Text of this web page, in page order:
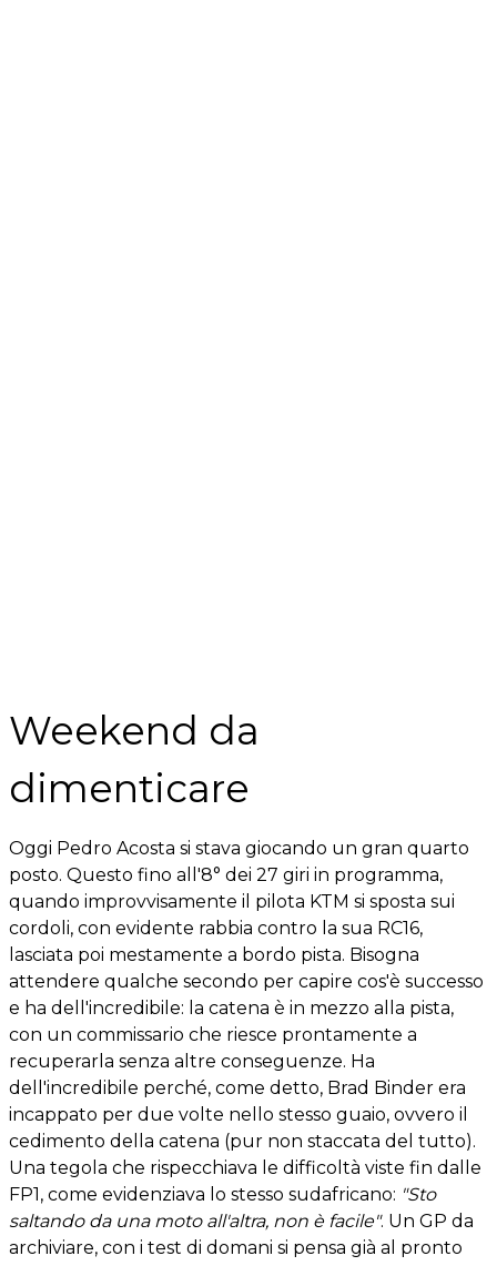
Weekend da
dimenticare
Oggi Pedro Acosta si stava giocando un gran quarto
posto. Questo fino all'8° dei 27 giri in programma,
quando improvvisamente il pilota KTM si sposta sui
cordoli, con evidente rabbia contro la sua RC16,
lasciata poi mestamente a bordo pista. Bisogna
attendere qualche secondo per capire cos'è successo
e ha dell'incredibile: la catena è in mezzo alla pista,
con un commissario che riesce prontamente a
recuperarla senza altre conseguenze. Ha
dell'incredibile perché, come detto, Brad Binder era
incappato per due volte nello stesso guaio, ovvero il
cedimento della catena (pur non staccata del tutto).
Una tegola che rispecchiava le difficoltà viste fin dalle
FP1, come evidenziava lo stesso sudafricano: "Sto
saltando da una moto all'altra, non è facile". Un GP da
archiviare, con i test di domani si pensa già al pronto